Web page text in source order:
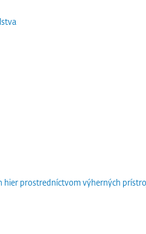
hier prostredníctvom výherných